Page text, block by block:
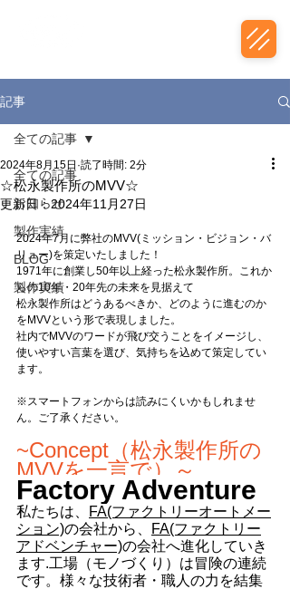
記事
全ての記事
お知らせ
製作実績
BLOG
製作実績
全ての記事
☆松永製作所のMVV☆
2024年8月15日 読了時間: 2分
更新日：2024年11月27日
2024年7月に弊社のMVV(ミッション・ビジョン・バ
リュー)を策定いたしました！
1971年に創業し50年以上経った松永製作所。これか
らの10年・20年先の未来を見据えて
松永製作所はどうあるべきか、どのように進むのか
をMVVという形で表現しました。
社内でMVVのワードが飛び交うことをイメージし、
使いやすい言葉を選び、気持ちを込めて策定してい
ます。
※スマートフォンからは読みにくいかもしれませ
ん。ご了承ください。
~Concept（松永製作所の
MVVを一言で）～
Factory Adventure
私たちは、
FA(ファクトリーオートメー
ション)の会社から、
FA(ファクトリー
アドベンチャー)の会社へ進化していき
ます.工場（モノづくり）は冒険の連続
です。様々な技術者・職人の力を結集